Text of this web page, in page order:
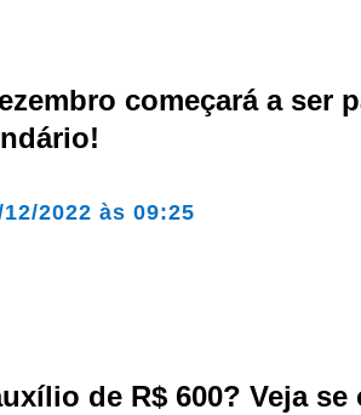
começará a ser
12/2022 às 09:25
de R$ 600? Veja se